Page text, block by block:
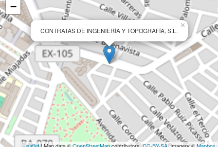
CONTRATAS DE INGENIERÍA Y TOPOGRAFÍA, S.L.
×
−